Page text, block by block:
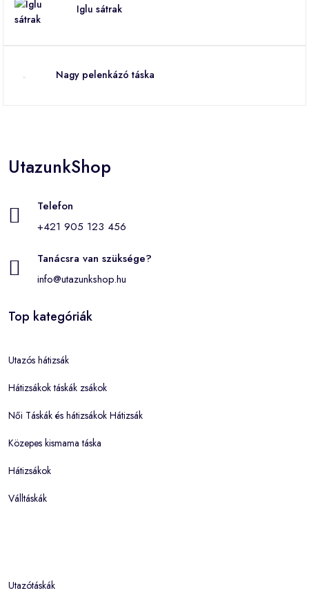
Iglu sátrak
Nagy pelenkázó táska
UtazunkShop
Telefon
+421 905 123 456
Tanácsra van szüksége?
info@utazunkshop.hu
Top kategóriák
Utazós hátizsák
Hátizsákok táskák zsákok
Női Táskák és hátizsákok Hátizsák
Közepes kismama táska
Hátizsákok
Válltáskák
Utazótáskák